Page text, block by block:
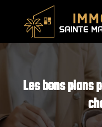
Les bons plans